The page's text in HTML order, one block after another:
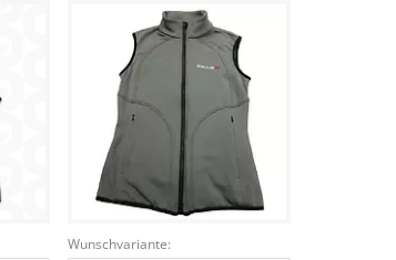
Wunschvariante: